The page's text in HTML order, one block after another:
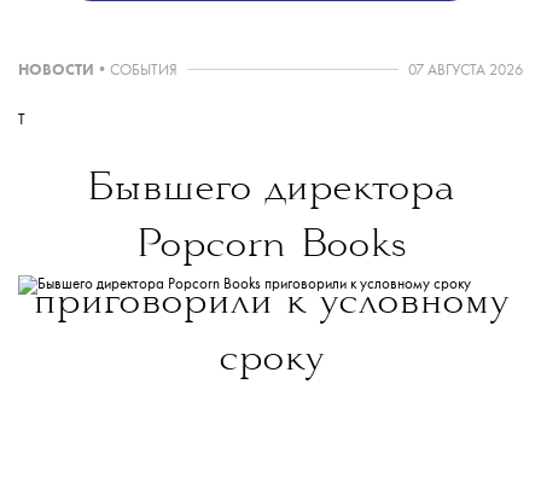
НОВОСТИ • СОБЫТИЯ 07 АВГУСТА 2026
T
Бывшего директора
Popcorn Books
приговорили к условному
сроку